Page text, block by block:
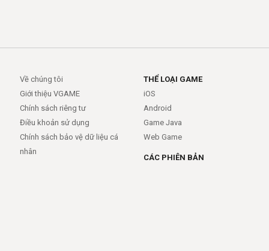
Về chúng tôi
Giới thiệu VGAME
Chính sách riêng tư
Điều khoản sử dụng
Chính sách bảo vệ dữ liệu cá
nhân
THỂ LOẠI GAME
iOS
Android
Game Java
Web Game
CÁC PHIÊN BẢN